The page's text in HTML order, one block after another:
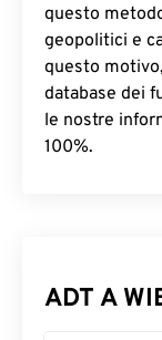
questo
geopolitici e
questo
database dei
le nostre
100%.
ADT A